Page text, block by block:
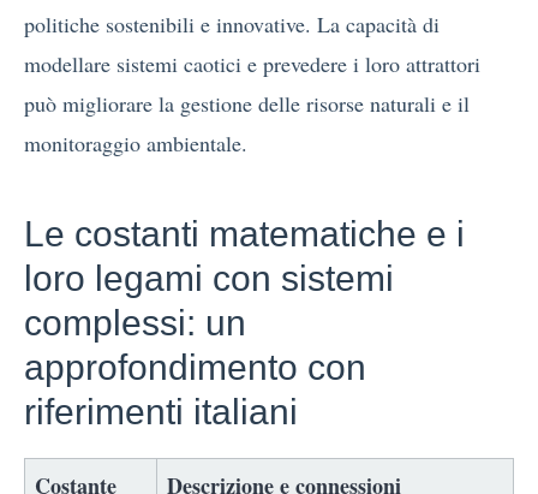
politiche sostenibili e innovative. La capacità di
modellare sistemi caotici e prevedere i loro attrattori
può migliorare la gestione delle risorse naturali e il
monitoraggio ambientale.
Le costanti matematiche e i
loro legami con sistemi
complessi: un
approfondimento con
riferimenti italiani
Costante Descrizione e connessioni